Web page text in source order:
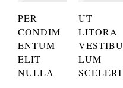
PER
CONDIM
ENTUM
ELIT
NULLA
UT
LITORA
VESTIBU
LUM
SCELERI